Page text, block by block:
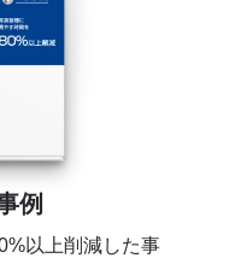
例
以上削減した事